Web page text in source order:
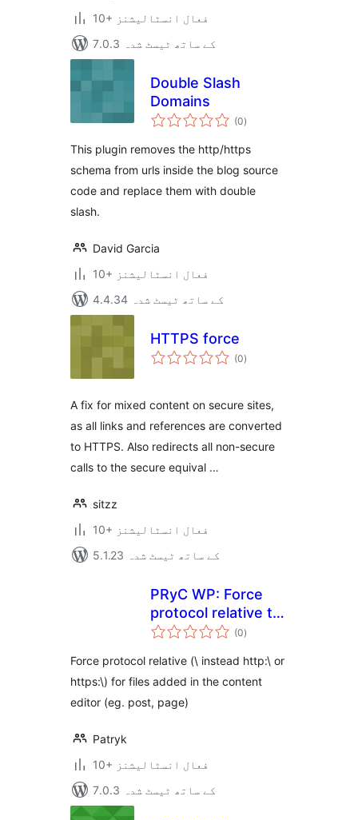
10+ فعال انسٹالیشنز
7.0.3 کے ساتھ ٹیسٹ شدہ
Double Slash
Domains
(0مجموعی
درجہ
)
This plugin removes the http/https
schema from urls inside the blog source
code and replace them with double
slash.
David Garcia
10+ فعال انسٹالیشنز
4.4.34 کے ساتھ ٹیسٹ شدہ
HTTPS force
(0مجموعی
درجہ
)
A fix for mixed content on secure sites,
as all links and references are converted
to HTTPS. Also redirects all non-secure
calls to the secure equival …
sitzz
10+ فعال انسٹالیشنز
5.1.23 کے ساتھ ٹیسٹ شدہ
PRyC WP: Force
protocol relative to
uploaded media
(0مجموعی
درجہ
)
Force protocol relative (\ instead http:\ or
https:\) for files added in the content
editor (eg. post, page)
Patryk
10+ فعال انسٹالیشنز
7.0.3 کے ساتھ ٹیسٹ شدہ